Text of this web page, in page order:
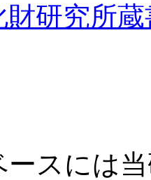
研究所
スには